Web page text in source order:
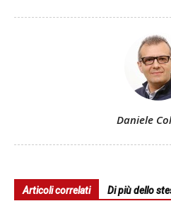
Daniele
Articoli correlati Di più dello